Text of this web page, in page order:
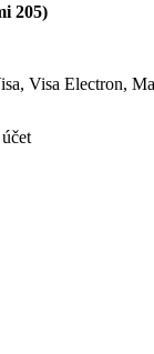
205)
Visa Electron,